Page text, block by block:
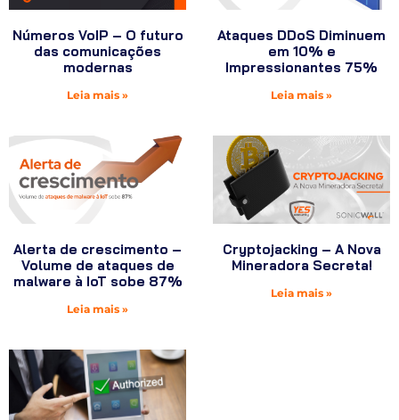
Números VoIP – O futuro
das comunicações
modernas
Leia mais »
Ataques DDoS Diminuem
em 10% e
Impressionantes 75%
Leia mais »
Alerta de crescimento –
Volume de ataques de
malware à IoT sobe 87%
Leia mais »
Cryptojacking – A Nova
Mineradora Secreta!
Leia mais »